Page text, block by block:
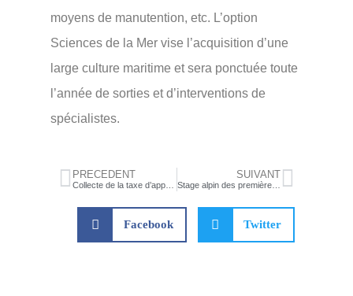
moyens de manutention, etc. L’option
Sciences de la Mer vise l’acquisition d’une
large culture maritime et sera ponctuée toute
l’année de sorties et d’interventions de
spécialistes.
PRÉCÉDENT SUIVANT
Stage alpin des premières spécialité SVT à Briançon.
Facebook Twitter